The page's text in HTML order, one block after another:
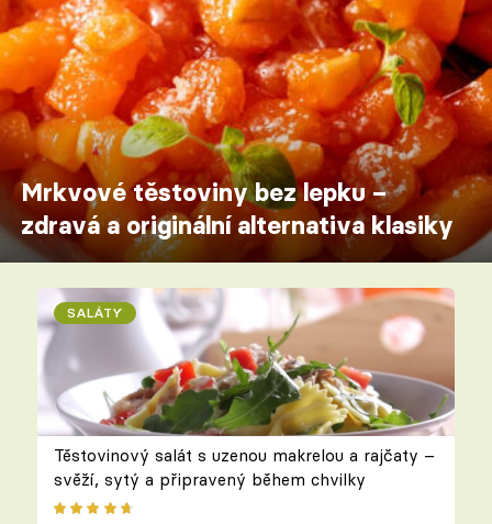
Mrkvové těstoviny bez lepku –
zdravá a originální alternativa klasiky
SALÁTY
Těstovinový salát s uzenou makrelou a rajčaty –
svěží, sytý a připravený během chvilky